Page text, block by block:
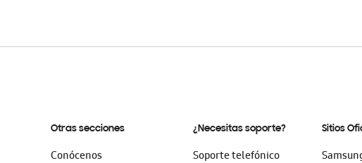
Otras secciones
Conócenos
¿Necesitas soporte?
Soporte telefónico
Sitios